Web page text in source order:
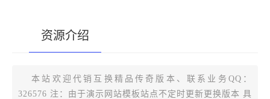
资源介绍
[复制版本链接]
本站欢迎代销互换精品传奇版本、联系业务QQ：
326576 注：由于演示网站模板站点不定时更新更换版本 具